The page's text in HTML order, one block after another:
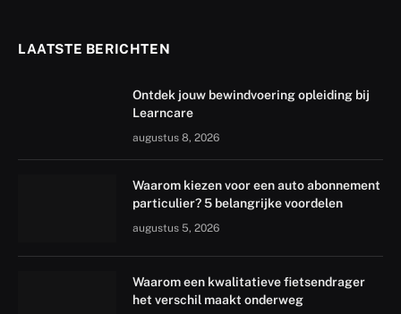
LAATSTE BERICHTEN
Ontdek jouw bewindvoering opleiding bij
Learncare
augustus 8, 2026
Waarom kiezen voor een auto abonnement
particulier? 5 belangrijke voordelen
augustus 5, 2026
Waarom een kwalitatieve fietsendrager
het verschil maakt onderweg